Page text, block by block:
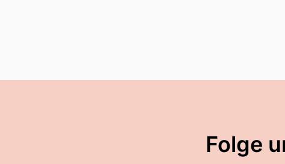
00:01:30: Ja, alles gut und
Folge